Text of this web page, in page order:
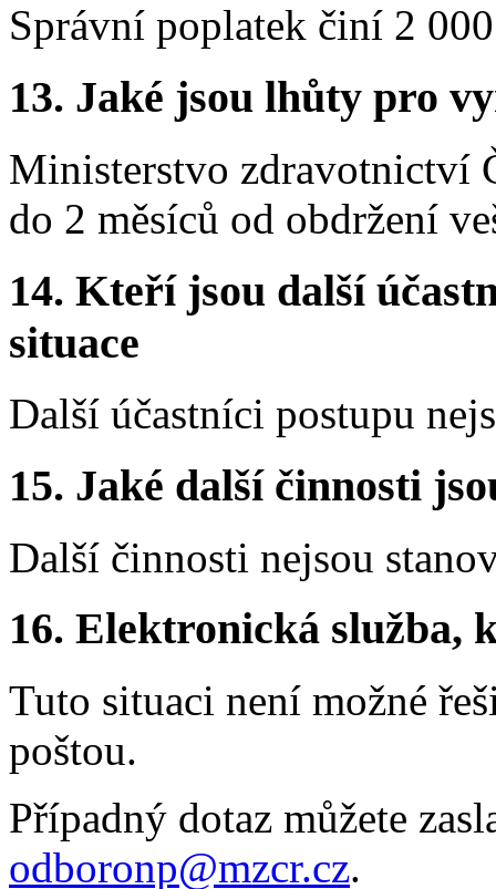
Správní poplatek činí 2
13. Jaké jsou lhůty pro
Ministerstvo zdravotnictví
do 2 měsíců od obdržení
14. Kteří jsou další
situace
Další účastníci postupu
15. Jaké další činnosti
Další činnosti nejsou
16. Elektronická služba,
Tuto situaci není možné
poštou.
Případný dotaz můžete
odboronp@mzcr.cz.